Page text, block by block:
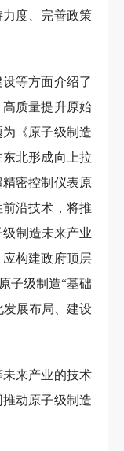
度、完善政策
等方面介绍了
质量提升原始
《原子级制造
北形成向上拉
密控制仪表原
沿技术，将推
制造未来产业
构建政府顶层
子级制造“基础
展布局、建设
来产业的技术
动原子级制造